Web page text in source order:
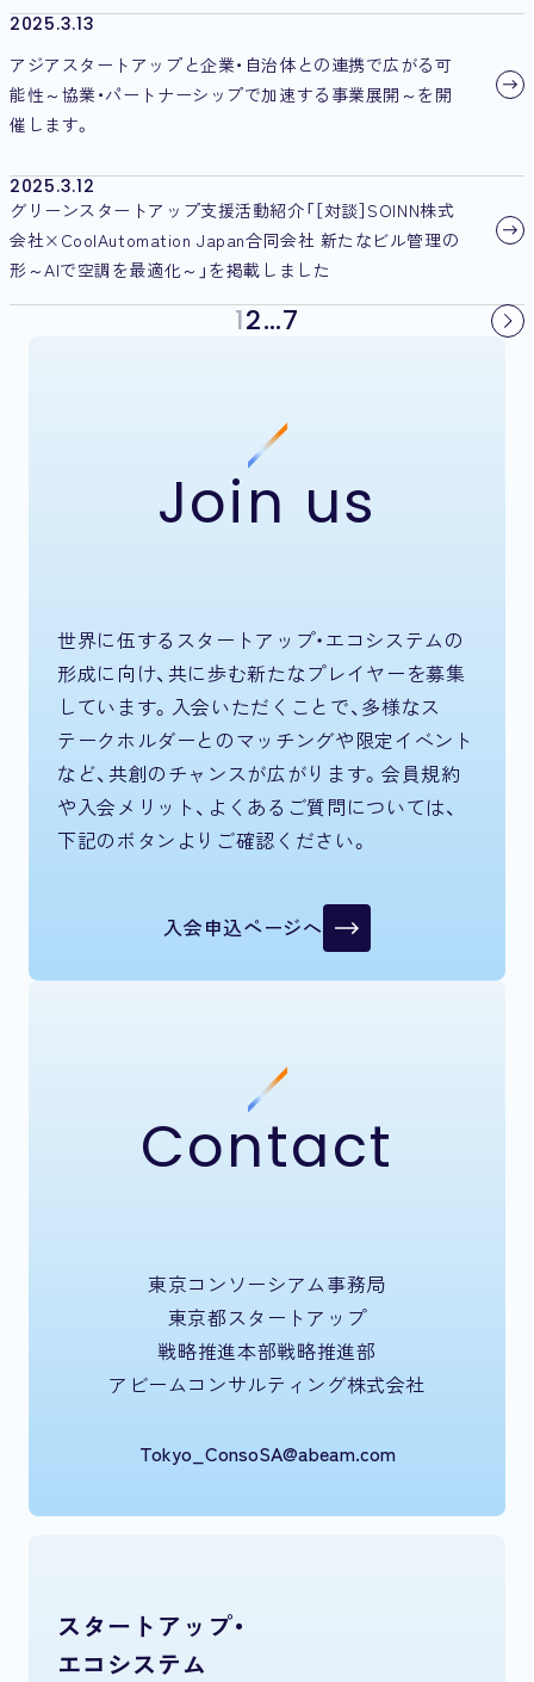
2025.3.13
アジアスタートアップと企業・自治体との連携で広がる可
能性～協業・パートナーシップで加速する事業展開～を開
催します。
2025.3.12
グリーンスタートアップ支援活動紹介「［対談］SOINN株式
会社×CoolAutomation Japan合同会社 新たなビル管理の
形～AIで空調を最適化～」を掲載しました
12…7
Join us
世界に伍するスタートアップ・エコシステムの
形成に向け、共に歩む新たなプレイヤーを募集
しています。入会いただくことで、多様なス
テークホルダーとのマッチングや限定イベント
など、共創のチャンスが広がります。会員規約
や入会メリット、よくあるご質問については、
下記のボタンよりご確認ください。
入会申込ページへ
Contact
東京コンソーシアム事務局
東京都スタートアップ
戦略推進本部戦略推進部
アビームコンサルティング株式会社
Tokyo_ConsoSA@abeam.com
スタートアップ・
エコシステム